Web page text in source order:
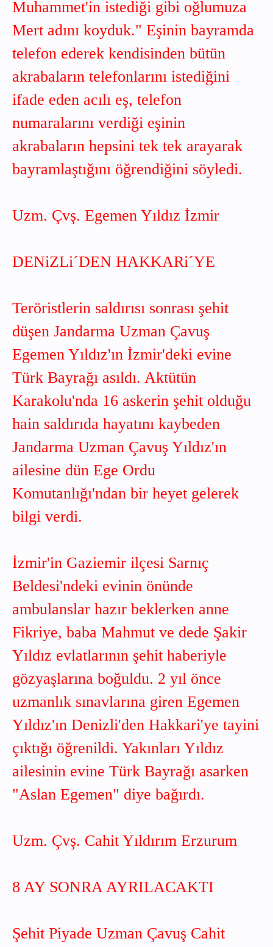
Muhammet'in istediği gibi oğlumuza
Mert adını koyduk." Eşinin bayramda
telefon ederek kendisinden bütün
akrabaların telefonlarını istediğini
ifade eden acılı eş, telefon
numaralarını verdiği eşinin
akrabaların hepsini tek tek arayarak
bayramlaştığını öğrendiğini söyledi.
Uzm. Çvş. Egemen Yıldız İzmir
DENiZLi´DEN HAKKARi´YE
Teröristlerin saldırısı sonrası şehit
düşen Jandarma Uzman Çavuş
Egemen Yıldız'ın İzmir'deki evine
Türk Bayrağı asıldı. Aktütün
Karakolu'nda 16 askerin şehit olduğu
hain saldırıda hayatını kaybeden
Jandarma Uzman Çavuş Yıldız'ın
ailesine dün Ege Ordu
Komutanlığı'ndan bir heyet gelerek
bilgi verdi.
İzmir'in Gaziemir ilçesi Sarnıç
Beldesi'ndeki evinin önünde
ambulanslar hazır beklerken anne
Fikriye, baba Mahmut ve dede Şakir
Yıldız evlatlarının şehit haberiyle
gözyaşlarına boğuldu. 2 yıl önce
uzmanlık sınavlarına giren Egemen
Yıldız'ın Denizli'den Hakkari'ye tayini
çıktığı öğrenildi. Yakınları Yıldız
ailesinin evine Türk Bayrağı asarken
"Aslan Egemen" diye bağırdı.
Uzm. Çvş. Cahit Yıldırım Erzurum
8 AY SONRA AYRILACAKTI
Şehit Piyade Uzman Çavuş Cahit